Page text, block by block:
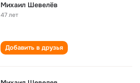
Михаил Шевелёв
47 лет
Добавить в друзья